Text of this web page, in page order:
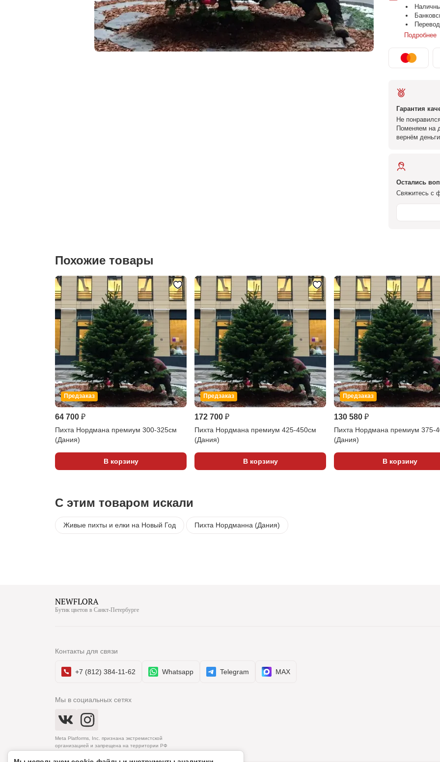
Подробнее
Гарантия
Не
Поменяем на
вернём деньги
Остались
Свяжитесь с
Похожие товары
Предзаказ
64 700 ₽
Пихта Нордмана премиум 300-325см
(Дания)
В корзину
Предзаказ
172 700 ₽
Пихта Нордмана премиум 425-450см
(Дания)
В корзину
Предзаказ
130 580 ₽
Пихта Нордмана премиум 375-
(Дания)
В корзину
С этим товаром искали
Живые пихты и елки на Новый Год Пихта Нордманна (Дания)
Бутик цветов в Санкт-Петербурге
Контакты для связи
+7 (812) 384-11-62 Whatsapp Telegram MAX
Мы в социальных сетях
Meta Platforms, Inc. признана экстремистской
организацией и запрещена на территории РФ